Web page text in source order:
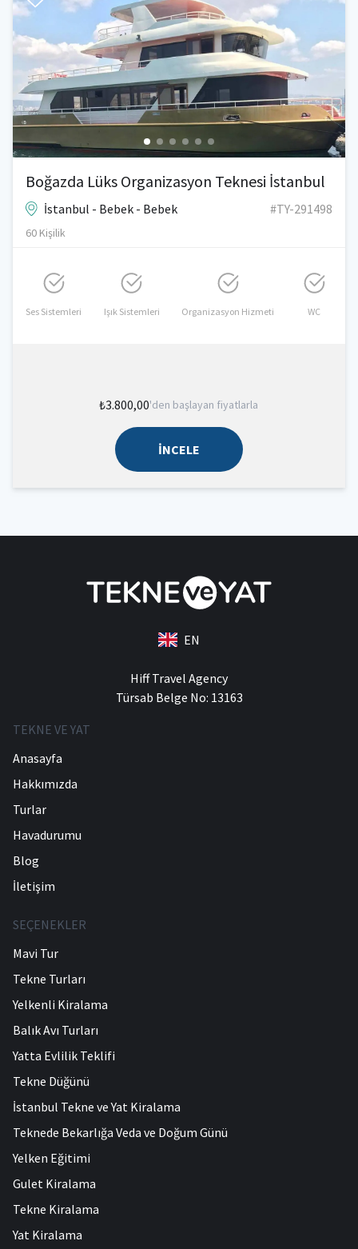
Boğazda Lüks Organizasyon Teknesi İstanbul
İstanbul - Bebek - Bebek #TY-291498
60 Kişilik
Ses Sistemleri Işık Sistemleri Organizasyon Hizmeti WC
₺3.800,00'den başlayan fiyatlarla
İNCELE
EN
Hiff Travel Agency
Türsab Belge No: 13163
TEKNE VE YAT
Anasayfa
Hakkımızda
Turlar
Havadurumu
Blog
İletişim
SEÇENEKLER
Mavi Tur
Tekne Turları
Yelkenli Kiralama
Balık Avı Turları
Yatta Evlilik Teklifi
Tekne Düğünü
İstanbul Tekne ve Yat Kiralama
Teknede Bekarlığa Veda ve Doğum Günü
Yelken Eğitimi
Gulet Kiralama
Tekne Kiralama
Yat Kiralama